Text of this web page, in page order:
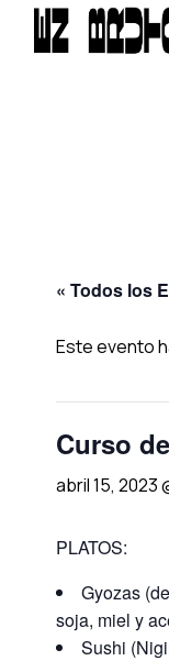
content
« Todos los
Este evento
Curso
abril 15, 2023
PLATOS:
Gyozas
soja, miel y
Sushi